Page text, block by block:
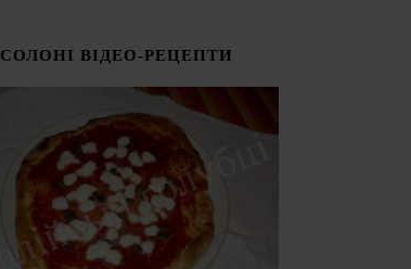
СОЛОНІ ВІДЕО-РЕЦЕПТИ